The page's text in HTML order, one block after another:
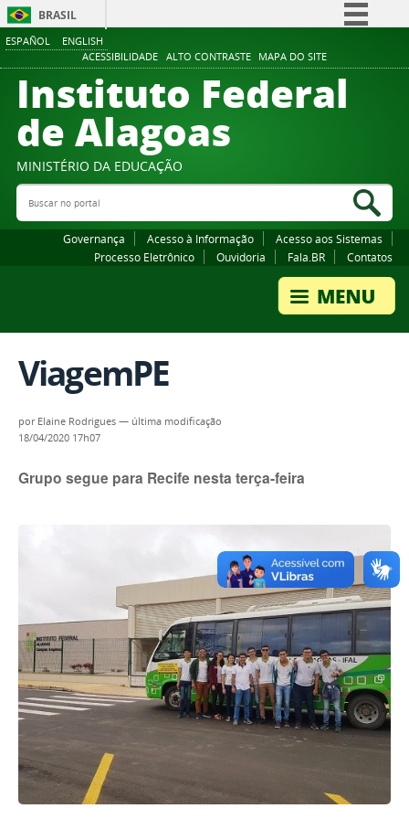
ESPAÑOL ENGLISH
ACESSIBILIDADE ALTO CONTRASTE MAPA DO SITE
BRASIL
Comunica BR
Participe
Canais
Instituto Federal
de Alagoas
MINISTÉRIO DA EDUCAÇÃO
Buscar no portal
Governança Acesso à Informação
Acesso aos Sistemas
Processo Eletrônico
Ouvidoria Fala.BR Contatos
ViagemPE
por Elaine Rodrigues — última modificação
18/04/2020 17h07
Grupo segue para Recife nesta terça-feira